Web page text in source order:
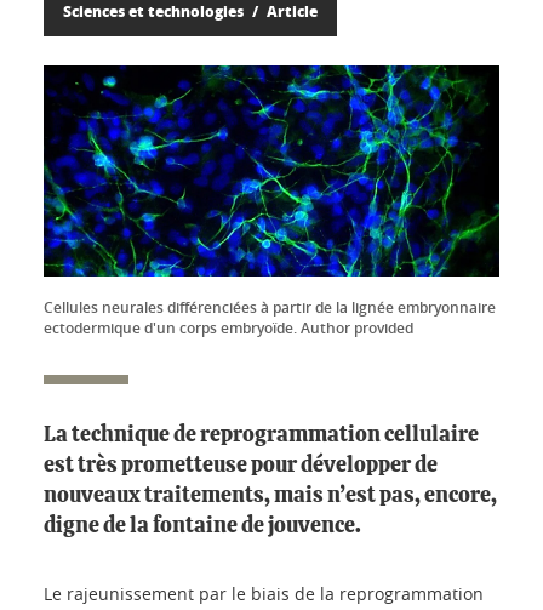
Sciences et technologies Article
Cellules neurales différenciées à partir de la lignée embryonnaire
ectodermique d'un corps embryoïde. Author provided
La technique de reprogrammation cellulaire
est très prometteuse pour développer de
nouveaux traitements, mais n’est pas, encore,
digne de la fontaine de jouvence.
Le rajeunissement par le biais de la reprogrammation